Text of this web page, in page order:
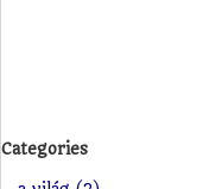
Categories